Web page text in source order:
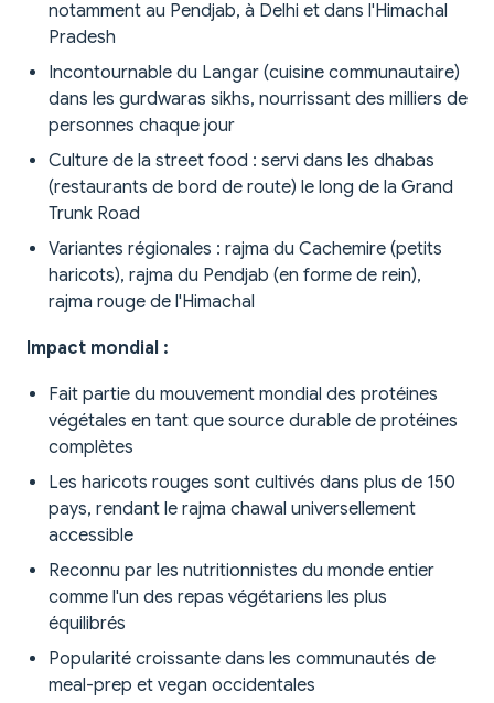
notamment au Pendjab, à Delhi et dans l'Himachal
Pradesh
Incontournable du Langar (cuisine communautaire)
dans les gurdwaras sikhs, nourrissant des milliers de
personnes chaque jour
Culture de la street food : servi dans les dhabas
(restaurants de bord de route) le long de la Grand
Trunk Road
Variantes régionales : rajma du Cachemire (petits
haricots), rajma du Pendjab (en forme de rein),
rajma rouge de l'Himachal
Impact mondial :
Fait partie du mouvement mondial des protéines
végétales en tant que source durable de protéines
complètes
Les haricots rouges sont cultivés dans plus de 150
pays, rendant le rajma chawal universellement
accessible
Reconnu par les nutritionnistes du monde entier
comme l'un des repas végétariens les plus
équilibrés
Popularité croissante dans les communautés de
meal-prep et vegan occidentales